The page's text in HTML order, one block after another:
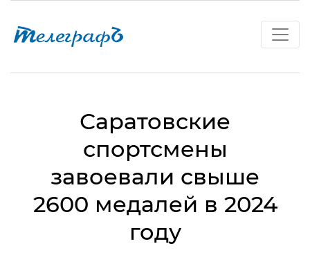
Саратовские
спортсмены
завоевали свыше
2600 медалей в 2024
году